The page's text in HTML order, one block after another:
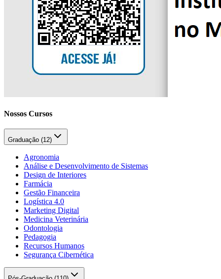
Nossos Cursos
Graduação (12)
Agronomia
Análise e Desenvolvimento de Sistemas
Design de Interiores
Farmácia
Gestão Financeira
Logística 4.0
Marketing Digital
Medicina Veterinária
Odontologia
Pedagogia
Recursos Humanos
Segurança Cibernética